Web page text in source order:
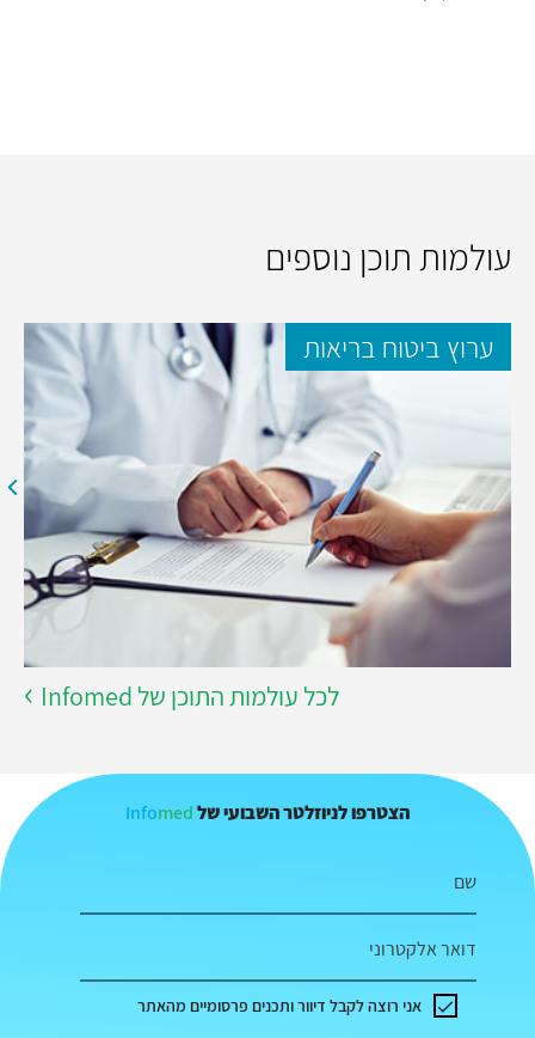
עולמות תוכן נוספים
ערוץ ביטוח בריאות
לכל עולמות התוכן של Infomed
הצטרפו לניוזלטר השבועי של Infomed
שם
דואר אלקטרוני
אני רוצה לקבל דיוור ותכנים פרסומיים מהאתר